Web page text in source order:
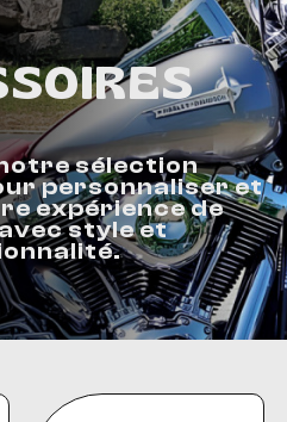
sélection
personnaliser et
expérience de
style et